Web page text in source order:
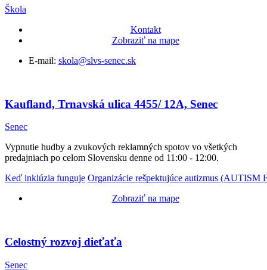
Škola
Kontakt
Zobraziť na mape
E-mail: skola@slvs-senec.sk
Kaufland, Trnavská ulica 4455/ 12A, Senec
Senec
Vypnutie hudby a zvukových reklamných spotov vo všetkých
predajniach po celom Slovensku denne od 11:00 - 12:00.
Keď inklúzia funguje Organizácie rešpektujúce autizmus
Zobraziť na mape
Celostný rozvoj dieťaťa
Senec